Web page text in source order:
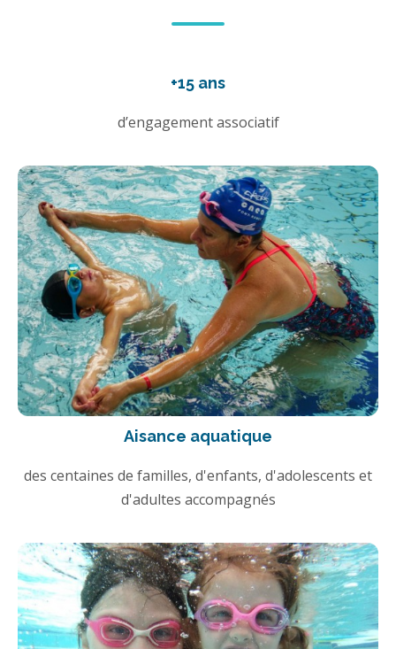
+15 ans
d’engagement associatif
Aisance aquatique
des centaines de familles, d'enfants, d'adolescents et
d'adultes accompagnés